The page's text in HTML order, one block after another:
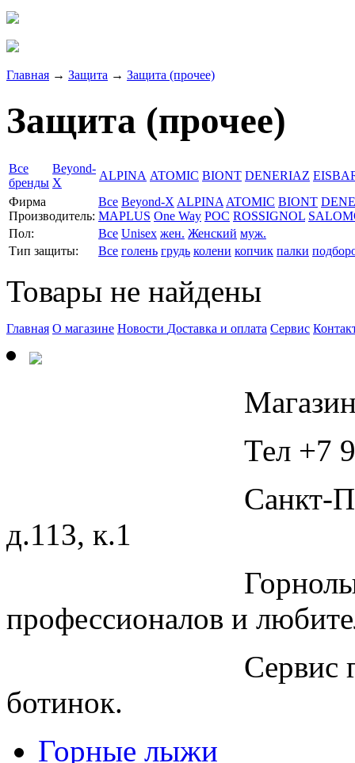
Главная → Защита → Защита (прочее)
Защита (прочее)
Все
бренды
Beyond-
X
ALPINA ATOMIC BIONT DENERIAZ
Фирма
Производитель:
Все Beyond-X ALPINA ATOMIC BIONT
MAPLUS One Way POC ROSSIGNOL
Пол:
Все Unisex жен. Женский муж.
Тип защиты:
Все голень грудь колени копчик палки
Товары не найдены
Главная О магазине Новости Доставка и оплата Сервис
Тел +7
Санкт-
д.113, к.1
профессионалов и
Сервис
ботинок.
Горные лыжи